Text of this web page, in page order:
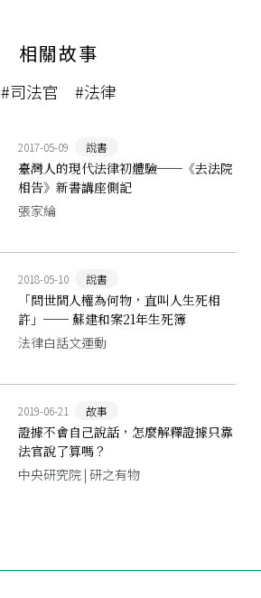
相關故事
#司法官 #法律
2017-05-09 說書
臺灣人的現代法律初體驗──《去法院
相告》新書講座側記
張家綸
2018-05-10 說書
「問世間人權為何物，直叫人生死相
許」── 蘇建和案21年生死簿
法律白話文運動
2019-06-21 故事
證據不會自己說話，怎麼解釋證據只靠
法官說了算嗎？
中央研究院 | 研之有物